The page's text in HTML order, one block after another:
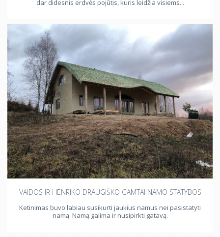
dar didesnis erdvės pojūtis, kuris leidžia visiems...
VAIDOS IR HENRIKO DRAUGIŠKO GAMTAI NAMO STATYBOS
Ketinimas buvo labiau susikurti jaukius namus nei pasistatyti
namą. Namą galima ir nusipirkti gatavą.